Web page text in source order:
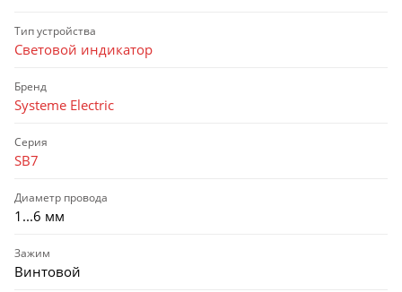
Тип устройства
Световой индикатор
Бренд
Systeme Electric
Серия
SB7
Диаметр провода
1...6 мм
Зажим
Винтовой